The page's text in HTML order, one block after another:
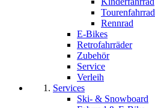
Tourenfahrrad
Rennrad
E-Bikes
Retrofahrräder
Zubehör
Service
Verleih
Services
Ski- & Snowboard